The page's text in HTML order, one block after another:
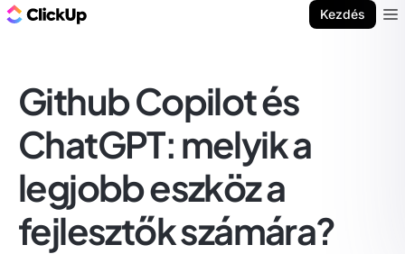
Kezdés
Github Copilot és
ChatGPT: melyik a
legjobb eszköz a
fejlesztők számára?